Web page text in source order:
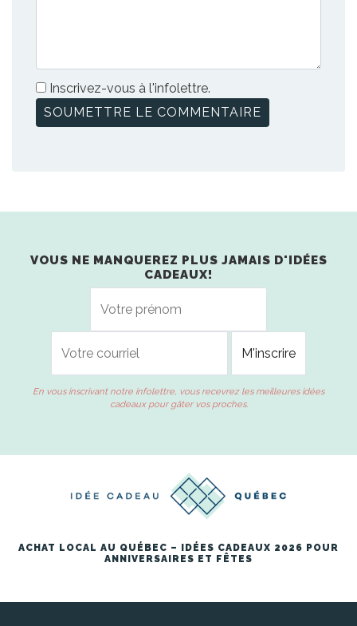
Inscrivez-vous à l'infolettre.
VOUS NE MANQUEREZ PLUS JAMAIS D'IDÉES
CADEAUX!
En vous inscrivant notre infolettre, vous recevrez les meilleures idées
cadeaux pour gâter vos proches.
ACHAT LOCAL AU QUÉBEC – IDÉES CADEAUX 2026 POUR
ANNIVERSAIRES ET FÊTES